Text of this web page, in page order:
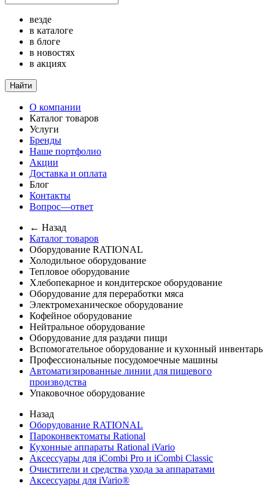
везде
в каталоге
в блоге
в новостях
в акциях
Найти
О компании
Каталог товаров
Услуги
Бренды
Наше портфолио
Акции
Доставка и оплата
Блог
Контакты
Вопрос—ответ
← Назад
Каталог товаров
Оборудование RATIONAL
Холодильное оборудование
Тепловое оборудование
Хлебопекарное и кондитерское оборудование
Оборудование для переработки мяса
Электромеханическое оборудование
Кофейное оборудование
Нейтральное оборудование
Оборудование для раздачи пищи
Вспомогательное оборудование и кухонный инвентарь
Профессиональные посудомоечные машины
Автоматизированные линии для пищевого
производства
Упаковочное оборудование
Назад
Оборудование RATIONAL
Пароконвектоматы Rational
Кухонные аппараты Rational iVario
Аксессуары для iCombi Pro и iCombi Classic
Очистители и средства ухода за аппаратами
Аксессуары для iVario®